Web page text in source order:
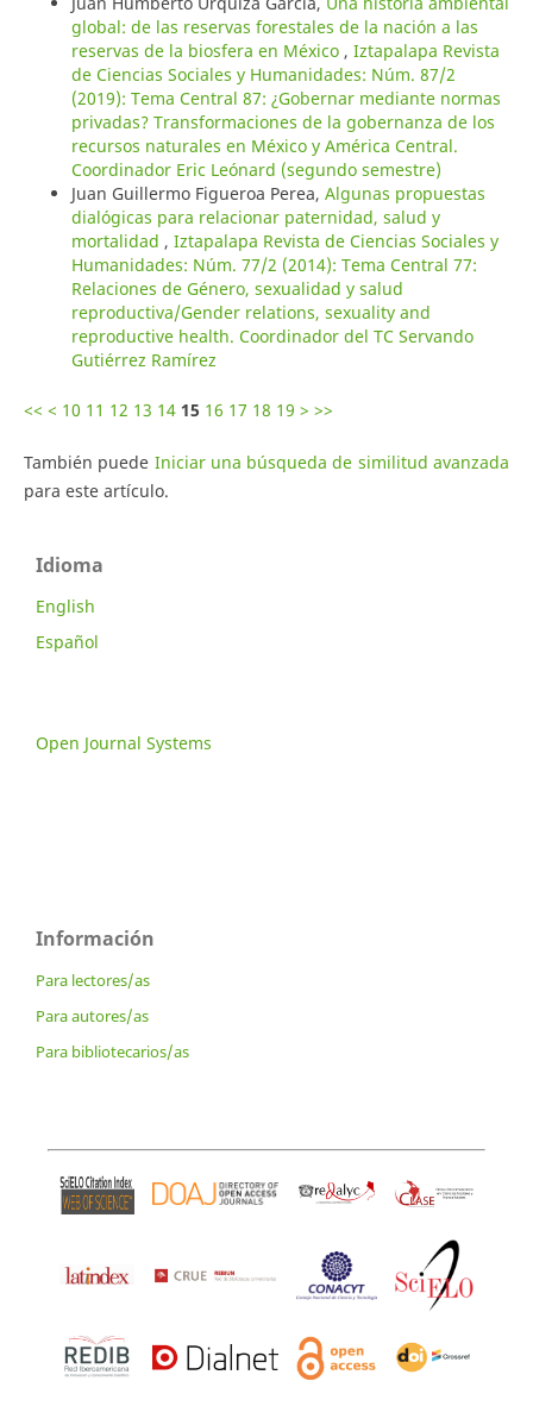
global: de las reservas forestales de la nación a las
reservas de la biosfera en México , Iztapalapa Revista
de Ciencias Sociales y Humanidades: Núm. 87/2
(2019): Tema Central 87: ¿Gobernar mediante normas
privadas? Transformaciones de la gobernanza de los
recursos naturales en México y América Central.
Coordinador Eric Leónard (segundo semestre)
Juan Guillermo Figueroa Perea, Algunas propuestas
dialógicas para relacionar paternidad, salud y
mortalidad , Iztapalapa Revista de Ciencias Sociales y
Humanidades: Núm. 77/2 (2014): Tema Central 77:
Relaciones de Género, sexualidad y salud
reproductiva/Gender relations, sexuality and
reproductive health. Coordinador del TC Servando
Gutiérrez Ramírez
<< < 10 11 12 13 14 15 16 17 18 19 > >>
También puede Iniciar una búsqueda de similitud avanzada
para este artículo.
Idioma
English
Español
Open Journal Systems
Información
Para lectores/as
Para autores/as
Para bibliotecarios/as